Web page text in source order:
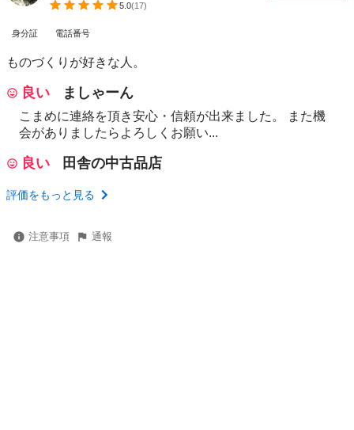
5.0(17)
身分証 電話番号
ものづくりが好きな人。
良い ましゃーん
こまめに連絡を頂き安心・信頼が出来ました。 また機
会がありましたらよろしくお願い...
良い 田舎の中古品店
評価をもっと見る
注意事項 通報